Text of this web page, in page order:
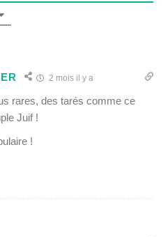
2 mois il y a
rares, des tarés comme ce
Juif !
!